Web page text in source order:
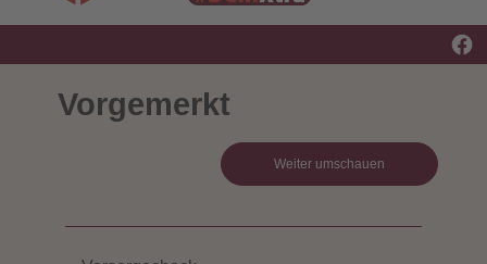
Vorgemerkt
Weiter umschauen